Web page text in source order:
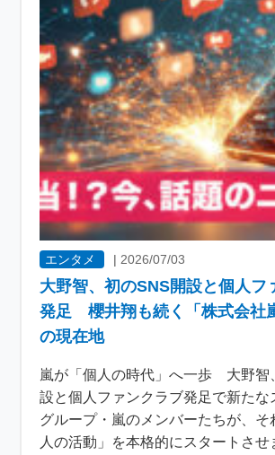
エンタメ | 2026/07/03
大野智、初のSNS開設と個人フ
発足 櫻井翔も続く「株式会社
の現在地
嵐が「個人の時代」へ一歩 大野智
設と個人ファンクラブ発足で新たな
グループ・嵐のメンバーたちが、そ
人の活動」を本格的にスタートさせ